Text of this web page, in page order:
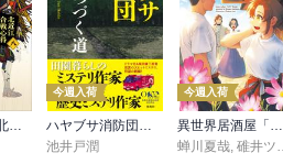
尼子党忠義 北近江合戦心得〈八〉
今週入荷
ハヤブサ消防団 森へつづく道
池井戸潤
今週入荷
異世界居酒屋「げん」三杯目
蝉川夏哉, 碓井ツカサ